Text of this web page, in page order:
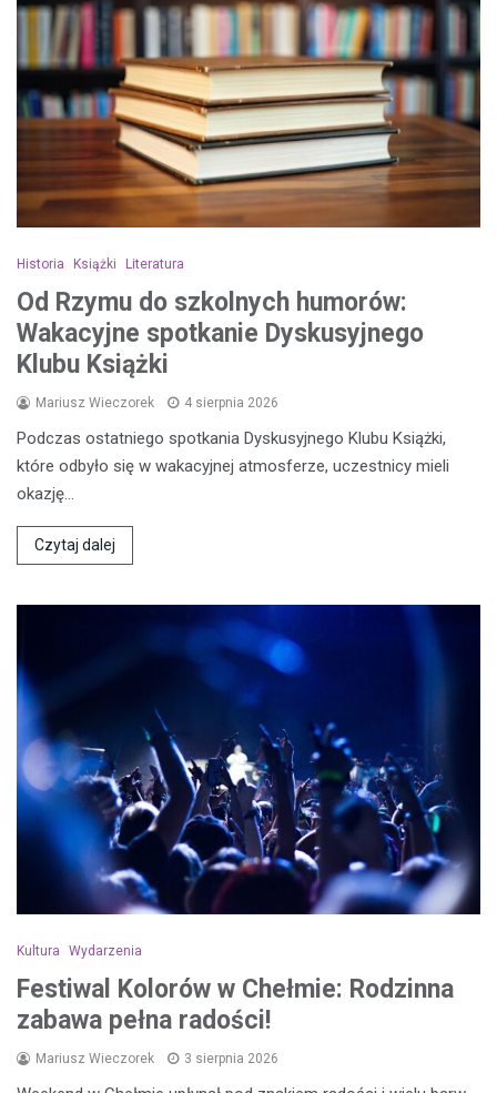
Historia Książki Literatura
Od Rzymu do szkolnych humorów:
Wakacyjne spotkanie Dyskusyjnego
Klubu Książki
Mariusz Wieczorek 4 sierpnia 2026
Podczas ostatniego spotkania Dyskusyjnego Klubu Książki,
które odbyło się w wakacyjnej atmosferze, uczestnicy mieli
okazję…
Czytaj dalej
Kultura Wydarzenia
Festiwal Kolorów w Chełmie: Rodzinna
zabawa pełna radości!
Mariusz Wieczorek 3 sierpnia 2026